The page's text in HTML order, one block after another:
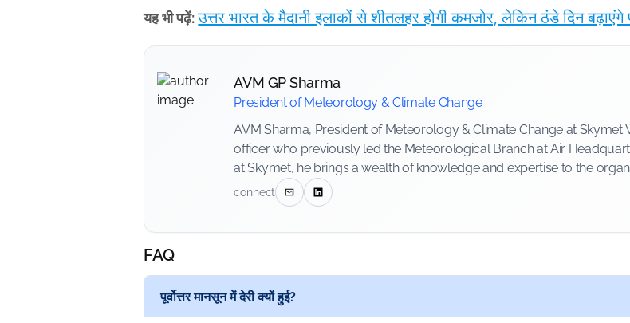
यह भी पढ़ें:उत्तर भारत के मैदानी इलाकों से शीतलहर होगी कमजोर, लेकिन ठंडे दिन बढ़ाएंगे
AVM GP Sharma
President of Meteorology & Climate Change
AVM Sharma, President of Meteorology & Climate Change at Skymet
officer who previously led the Meteorological Branch at Air
at Skymet, he brings a wealth of knowledge and expertise to the
connect
FAQ
पूर्वोत्तर मानसून में देरी क्यों हुई?